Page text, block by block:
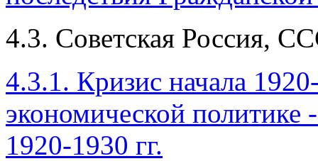
4.3. Советская Россия,
4.3.1. Кризис начала
экономической
1920-1930 гг.